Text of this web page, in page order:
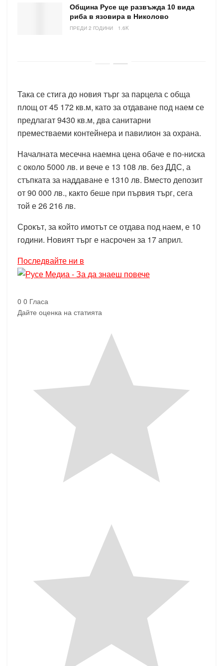
Община Русе ще развъжда 10 вида
риба в язовира в Николово
ПРЕДИ 2 ГОДИНИ 1.6K
Така се стига до новия търг за парцела с обща
площ от 45 172 кв.м, като за отдаване под наем се
предлагат 9430 кв.м, два санитарни
преместваеми контейнера и павилион за охрана.
Началната месечна наемна цена обаче е по-ниска
с около 5000 лв. и вече е 13 108 лв. без ДДС, а
стъпката за наддаване е 1310 лв. Вместо депозит
от 90 000 лв., както беше при първия търг, сега
той е 26 216 лв.
Срокът, за който имотът се отдава под наем, е 10
години. Новият търг е насрочен за 17 април.
Последвайте ни в
0 0 Гласа
Дайте оценка на статията